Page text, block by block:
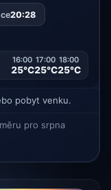
20:28
16:00
25°C
17:00
25°C
18:00
25°C
pobyt venku.
pro srpna